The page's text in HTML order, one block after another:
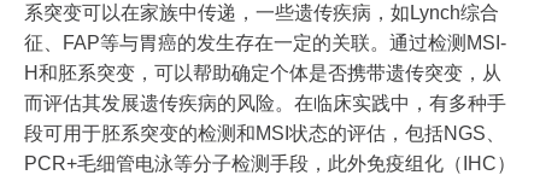
系突变可以在家族中传递，一些遗传疾病，如Lynch综合
征、FAP等与胃癌的发生存在一定的关联。通过检测MSI-
H和胚系突变，可以帮助确定个体是否携带遗传突变，从
而评估其发展遗传疾病的风险。在临床实践中，有多种手
段可用于胚系突变的检测和MSI状态的评估，包括NGS、
PCR+毛细管电泳等分子检测手段，此外免疫组化（IHC）